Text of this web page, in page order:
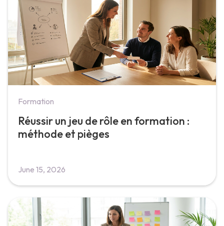
Formation
Réussir un jeu de rôle en formation :
méthode et pièges
June 15, 2026